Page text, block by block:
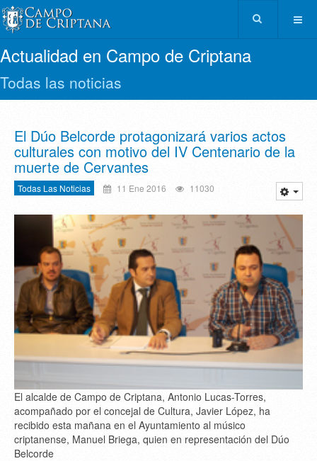
Actualidad en Campo de Criptana
Todas las noticias
El Dúo Belcorde protagonizará varios actos
culturales con motivo del IV Centenario de la
muerte de Cervantes
Todas Las Noticias 11 Ene 2016 11030
El alcalde de Campo de Criptana, Antonio Lucas-Torres,
acompañado por el concejal de Cultura, Javier López, ha
recibido esta mañana en el Ayuntamiento al músico
criptanense, Manuel Briega, quien en representación del Dúo
Belcorde